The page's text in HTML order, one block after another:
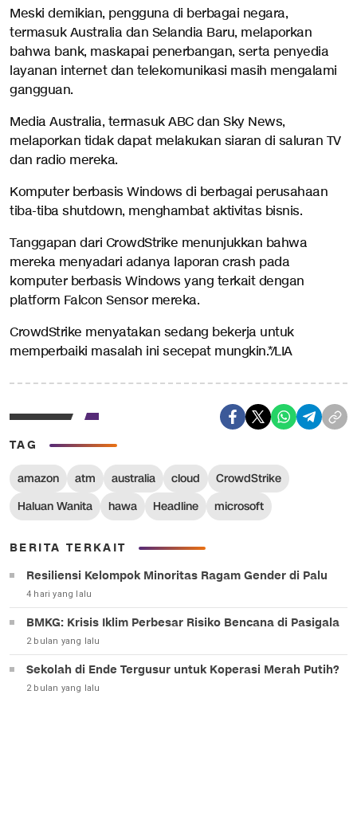
Meski demikian, pengguna di berbagai negara,
termasuk Australia dan Selandia Baru, melaporkan
bahwa bank, maskapai penerbangan, serta penyedia
layanan internet dan telekomunikasi masih mengalami
gangguan.
Media Australia, termasuk ABC dan Sky News,
melaporkan tidak dapat melakukan siaran di saluran TV
dan radio mereka.
Komputer berbasis Windows di berbagai perusahaan
tiba-tiba shutdown, menghambat aktivitas bisnis.
Tanggapan dari CrowdStrike menunjukkan bahwa
mereka menyadari adanya laporan crash pada
komputer berbasis Windows yang terkait dengan
platform Falcon Sensor mereka.
CrowdStrike menyatakan sedang bekerja untuk
memperbaiki masalah ini secepat mungkin.*/LIA
TAG
amazon atm australia cloud
CrowdStrike
Haluan Wanita
hawa Headline microsoft
BERITA TERKAIT
Resiliensi Kelompok Minoritas Ragam Gender di Palu
4 hari yang lalu
BMKG: Krisis Iklim Perbesar Risiko Bencana di Pasigala
2 bulan yang lalu
Sekolah di Ende Tergusur untuk Koperasi Merah Putih?
2 bulan yang lalu